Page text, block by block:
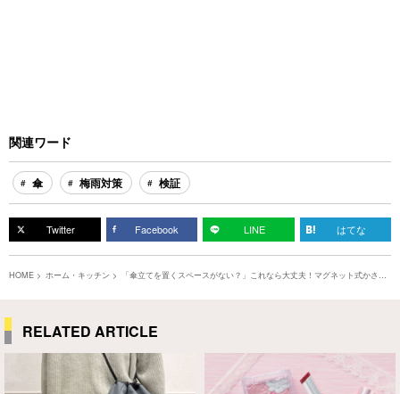
関連ワード
傘 梅雨対策 検証
Twitter Facebook LINE はてな
HOME ホーム・キッチン
「傘立てを置くスペースがない？」これなら大丈夫！マグネット式かさラ
RELATED ARTICLE